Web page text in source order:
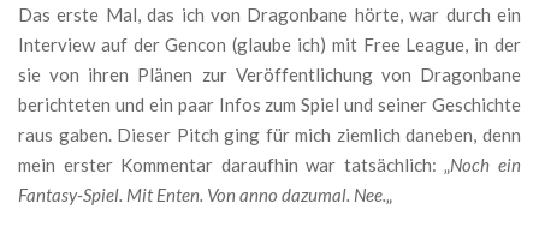
Das erste Mal, das ich von Dragonbane hörte, war durch ein
Interview auf der Gencon (glaube ich) mit Free League, in der
sie von ihren Plänen zur Veröffentlichung von Dragonbane
berichteten und ein paar Infos zum Spiel und seiner Geschichte
raus gaben. Dieser Pitch ging für mich ziemlich daneben, denn
mein erster Kommentar daraufhin war tatsächlich: „ Noch ein
Fantasy-Spiel. Mit Enten. Von anno dazumal. Nee.